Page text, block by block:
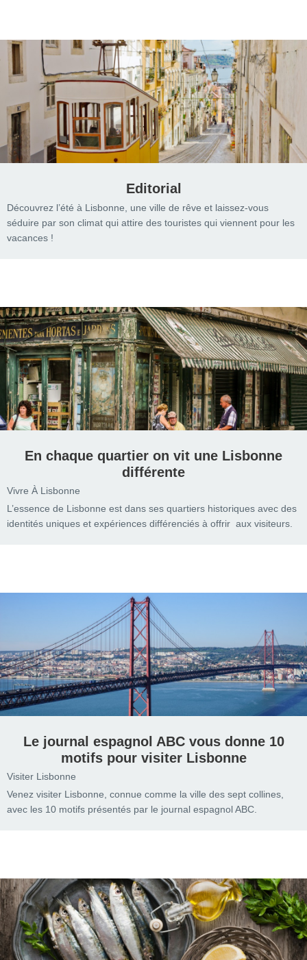
Editorial
Découvrez l’été à Lisbonne, une ville de rêve et laissez-vous
séduire par son climat qui attire des touristes qui viennent pour les
vacances !
En chaque quartier on vit une Lisbonne
différente
Vivre À Lisbonne
L’essence de Lisbonne est dans ses quartiers historiques avec des
identités uniques et expériences différenciés à offrir aux visiteurs.
Le journal espagnol ABC vous donne 10
motifs pour visiter Lisbonne
Visiter Lisbonne
Venez visiter Lisbonne, connue comme la ville des sept collines,
avec les 10 motifs présentés par le journal espagnol ABC.